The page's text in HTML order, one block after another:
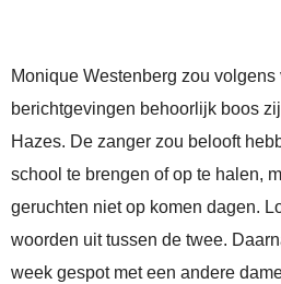
Monique Westenberg zou
berichtgevingen behoorlijk boos
Hazes. De zanger zou belooft
school te brengen of op te halen,
geruchten niet op komen dagen.
woorden uit tussen de twee.
week gespot met een andere